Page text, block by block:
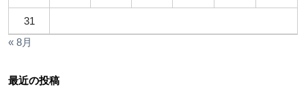
31
« 8月
最近の投稿